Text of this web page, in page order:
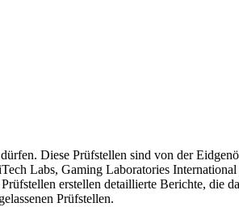
Diese Prüfstellen sind von der
Labs, Gaming Laboratories
erstellen detaillierte Berichte, die
Prüfstellen.